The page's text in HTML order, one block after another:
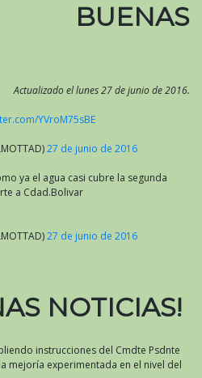
BUENAS
Actualizado el lunes 27 de junio de 2016.
YVroM75sBE
27 de junio de 2016
ya el agua casi cubre la segunda
a Cdad.Bolivar
27 de junio de 2016
NOTICIAS!
instrucciones del Cmdte Psdnte
mejoría experimentada en el nivel del